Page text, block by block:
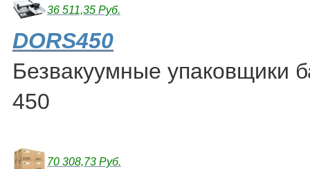
36 511,35 Руб.
DORS450
Безвакуумные упаковщики
450
70 308,73 Руб.